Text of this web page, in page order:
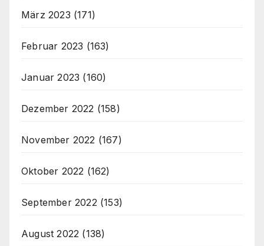
März 2023 (171)
Februar 2023 (163)
Januar 2023 (160)
Dezember 2022 (158)
November 2022 (167)
Oktober 2022 (162)
September 2022 (153)
August 2022 (138)